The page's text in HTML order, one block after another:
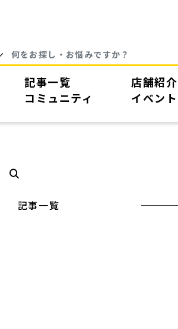
記事一覧 店舗紹介
コミュニティ イベント
記事一覧